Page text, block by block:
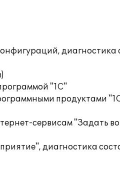
"1С"
продуктами
сервисам "Задать
диагностика